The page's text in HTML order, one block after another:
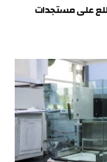
يطلع على مستجدات